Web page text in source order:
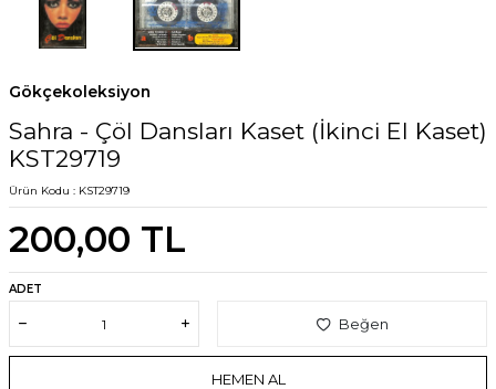
Gökçekoleksiyon
Sahra - Çöl Dansları Kaset (İkinci El Kaset)
KST29719
Ürün Kodu : KST29719
200,00 TL
ADET
Beğen
HEMEN AL